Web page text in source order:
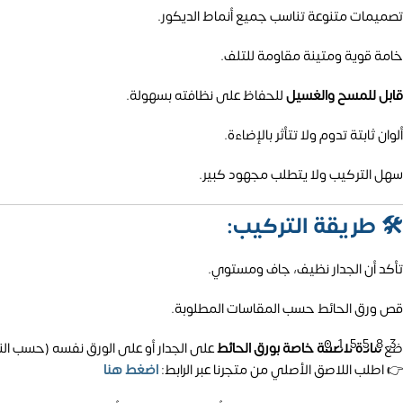
تصميمات متنوعة تناسب جميع أنماط الديكور.
خامة قوية ومتينة مقاومة للتلف.
قابل للمسح والغسيلللحفاظ على نظافته بسهولة.
ألوان ثابتة تدوم ولا تتأثر بالإضاءة.
سهل التركيب ولا يتطلب مجهود كبير.
🛠️ طريقة التركيب:
تأكد أن الجدار نظيف، جاف ومستوي.
قص ورق الحائط حسب المقاسات المطلوبة.
ضعمادة لاصقة خاصة بورق الحائطعلى الجدار أو على الورق نفسه (حسب
👉 اطلب اللاصق الأصلي من متجرنا عبر الرابط:اضغط هنا